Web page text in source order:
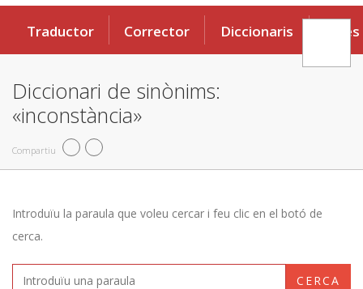
Traductor Corrector Diccionaris Eines
Diccionari de sinònims:
«inconstància»
Compartiu
Introduïu la paraula que voleu cercar i feu clic en el botó de
cerca.
CERCA